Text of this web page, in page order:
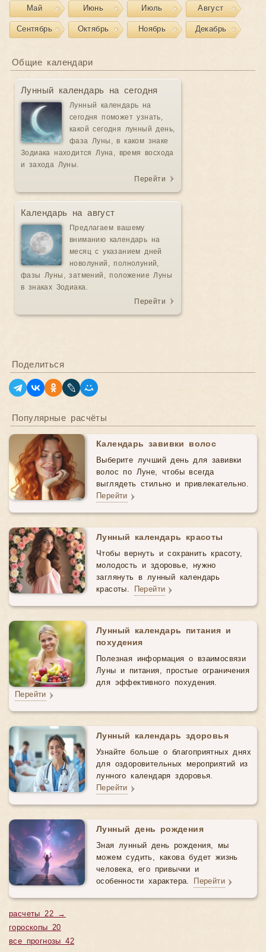
Май Июнь Июль Август
Сентябрь Октябрь Ноябрь Декабрь
Общие календари
Лунный календарь на сегодня
Лунный календарь на
сегодня поможет узнать,
какой сегодня лунный день,
фаза Луны, в каком знаке
Зодиака находится Луна, время восхода
и захода Луны.
Перейти
Календарь на август
Предлагаем вашему
вниманию календарь на
месяц с указанием дней
новолуний, полнолуний,
фазы Луны, затмений, положение Луны
в знаках Зодиака.
Перейти
Поделиться
Популярные расчёты
Календарь завивки волос
Выберите лучший день для завивки
волос по Луне, чтобы всегда
выглядеть стильно и привлекательно.
Перейти
Лунный календарь красоты
Чтобы вернуть и сохранить красоту,
молодость и здоровье, нужно
заглянуть в лунный календарь
красоты. Перейти
Лунный календарь питания и
похудения
Полезная информация о взаимосвязи
Луны и питания, простые ограничения
для эффективного похудения.
Перейти
Лунный календарь здоровья
Узнайте больше о благоприятных днях
для оздоровительных мероприятий из
лунного календаря здоровья.
Перейти
Лунный день рождения
Зная лунный день рождения, мы
можем судить, какова будет жизнь
человека, его привычки и
особенности характера. Перейти
расчеты 22 →
гороскопы 20
все прогнозы 42